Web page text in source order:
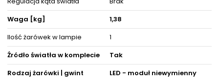
producenta. Zestaw zawiera instrukcję obsługi oraz elementy
niezbędne do złożenia sprzętu.
ZOBACZ PODOBNE PRODUKTY W KATEGORIACH
Waga [kg]
1,38
Ilość żarówek w lampie
1
Źródło światła w komplecie
Tak
Rodzaj żarówki | gwint
LED - moduł niewymienny